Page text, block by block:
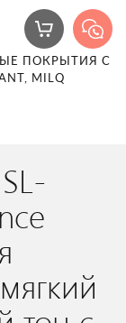
ПОКРЫТИЯ С
MILQ